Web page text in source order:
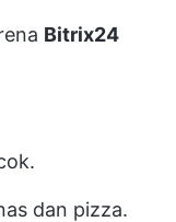
Bitrix24
dan pizza.